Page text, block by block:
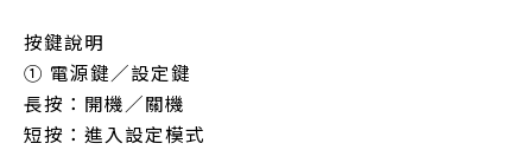
按鍵說明
① 電源鍵／設定鍵
長按：開機／關機
短按：進入設定模式